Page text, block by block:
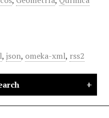
, json, omeka-xml, rss2